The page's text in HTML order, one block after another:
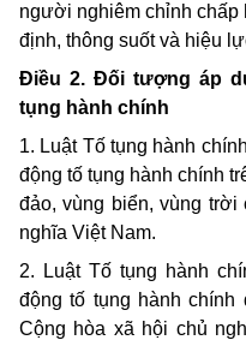
người nghiêm chỉnh chấp
định, thông suốt và hiệu
Điều 2. Đối tượng áp
tụng hành chính
1. Luật Tố tụng hành
động tố tụng hành chính
đảo, vùng biển, vùng
nghĩa Việt Nam.
2. Luật Tố tụng hành
động tố tụng hành
Cộng hòa xã hội chủ